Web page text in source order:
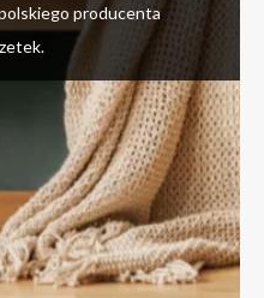
producenta